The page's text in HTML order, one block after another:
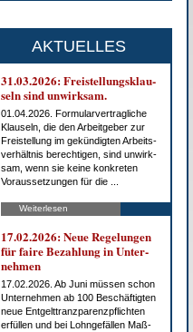
AKTUELLES
31.03.2026: Frei­stel­lungs­klau­
seln sind un­wirk­sam.
01.04.2026. For­mu­lar­ver­trag­li­che
Klau­seln, die den Ar­beit­ge­ber zur
Frei­stel­lung im ge­kün­dig­ten Ar­beits­
ver­hält­nis be­rech­ti­gen, sind un­wirk­
sam, wenn sie kei­ne kon­kre­ten
Vor­aus­set­zun­gen für die ...
Weiterlesen
17.02.2026: Neue Re­ge­lun­gen
für fai­re Be­zah­lung in Un­ter­
neh­men
17.02.2026. Ab Ju­ni müs­sen schon
Un­ter­neh­men ab 100 Be­schäf­tig­ten
neue Ent­gelt­tranz­pa­renz­pflich­ten
er­fül­len und bei Lohn­ge­fäl­len Maß­